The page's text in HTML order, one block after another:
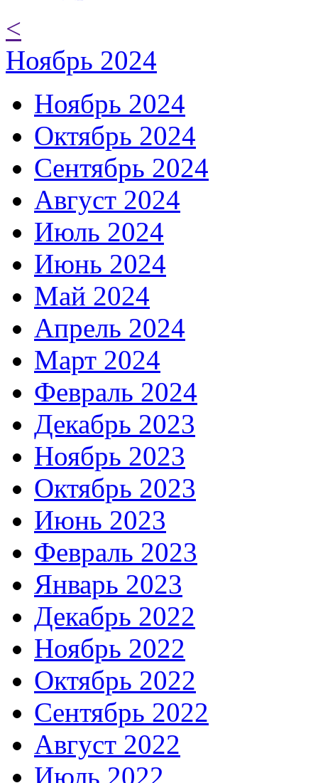
<
Ноябрь 2024
Ноябрь 2024
Октябрь 2024
Сентябрь 2024
Август 2024
Июль 2024
Июнь 2024
Май 2024
Апрель 2024
Март 2024
Февраль 2024
Декабрь 2023
Ноябрь 2023
Октябрь 2023
Июнь 2023
Февраль 2023
Январь 2023
Декабрь 2022
Ноябрь 2022
Октябрь 2022
Сентябрь 2022
Август 2022
Июль 2022